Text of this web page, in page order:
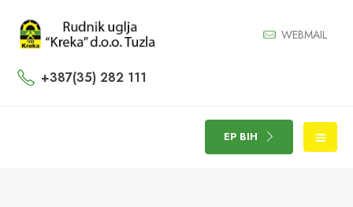
WEBMAIL
+387(35) 282 111
EP BIH